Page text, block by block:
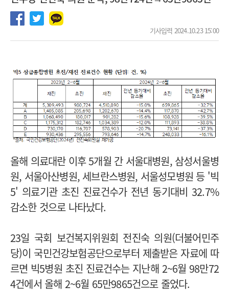
기사입력 2024.10.23 15:00
올해 의료대란 이후 5개월 간 서울대병원, 삼성서울병
원, 서울아산병원, 세브란스병원, 서울성모병원 등 '빅
5' 의료기관 초진 진료건수가 전년 동기대비 32.7%
감소한 것으로 나타났다.
23일 국회 보건복지위원회 전진숙 의원(더불어민주
당)이 국민건강보험공단으로부터 제출받은 자료에 따
르면 빅5병원 초진 진료건수는 지난해 2~6월 98만72
4건에서 올해 2~6월 65만9865건으로 줄었다.